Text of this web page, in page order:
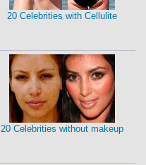
20 Celebrities with Cellulite
20 Celebrities without makeup